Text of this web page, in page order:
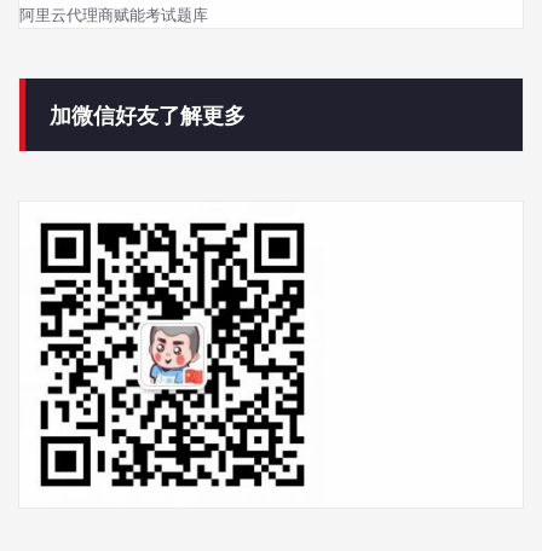
阿里云代理商赋能考试题库
加微信好友了解更多